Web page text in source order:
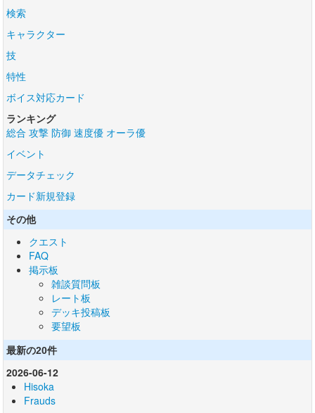
検索
キャラクター
技
特性
ボイス対応カード
ランキング
総合 攻撃 防御 速度優 オーラ優
イベント
データチェック
カード新規登録
その他
クエスト
FAQ
掲示板
雑談質問板
レート板
デッキ投稿板
要望板
最新の20件
2026-06-12
Hisoka
Frauds